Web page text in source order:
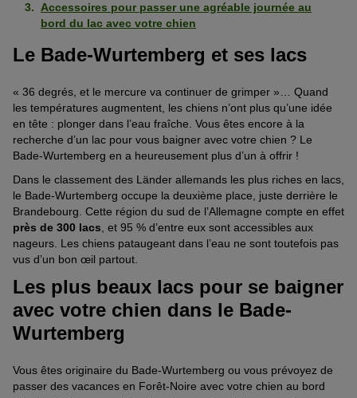
Accessoires pour passer une agréable journée au
bord du lac avec votre chien
Le Bade-Wurtemberg et ses lacs
« 36 degrés, et le mercure va continuer de grimper »… Quand
les températures augmentent, les chiens n’ont plus qu’une idée
en tête : plonger dans l’eau fraîche. Vous êtes encore à la
recherche d’un lac pour vous baigner avec votre chien ? Le
Bade-Wurtemberg en a heureusement plus d’un à offrir !
Dans le classement des Länder allemands les plus riches en lacs,
le Bade-Wurtemberg occupe la deuxième place, juste derrière le
Brandebourg. Cette région du sud de l’Allemagne compte en effet
près de 300 lacs , et 95 % d’entre eux sont accessibles aux
nageurs. Les chiens pataugeant dans l’eau ne sont toutefois pas
vus d’un bon œil partout.
Les plus beaux lacs pour se baigner
avec votre chien dans le Bade-
Wurtemberg
Vous êtes originaire du Bade-Wurtemberg ou vous prévoyez de
passer des vacances en Forêt-Noire avec votre chien au bord